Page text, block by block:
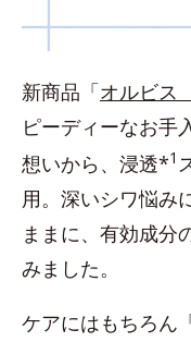
新商品「オルビ
ピーディーなお手
想いから、浸透*1
用。深いシワ悩み
ままに、有効成分
みました。
ケアにはもちろん